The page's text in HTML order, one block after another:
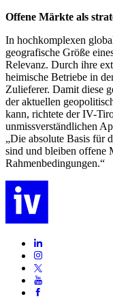
Offene Märkte als
In hochkomplexen
geografische Größe
Relevanz. Durch ihre
heimische Betriebe in
Zulieferer. Damit diese
der aktuellen
kann, richtete der IV-
unmissverständlichen
„Die absolute Basis für
sind und bleiben offene
Rahmenbedingungen.“